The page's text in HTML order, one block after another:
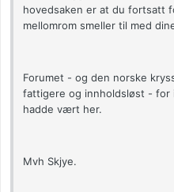
hovedsaken er at du fortsatt
mellomrom smeller til med
Forumet - og den norske
fattigere og innholdsløst - for
hadde vært her.
Mvh Skjye.